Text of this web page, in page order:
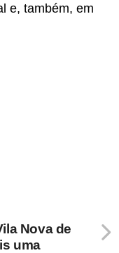
e, também, em
Nova de
uma